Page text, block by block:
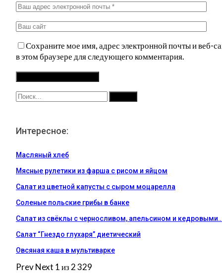
Сохраните мое имя, адрес электронной почты и веб-
в этом браузере для следующего комментария.
Интересное:
Масляный хлеб
Мясные рулетики из фарша с рисом и яйцом
Салат из цветной капусты с сыром моцарелла
Соленые польские грибы в банке
Салат из свёклы с черносливом, апельсином и
Салат “Гнездо глухаря” диетический
Овсяная каша в мультиварке
PrevNext 1 из 2 329